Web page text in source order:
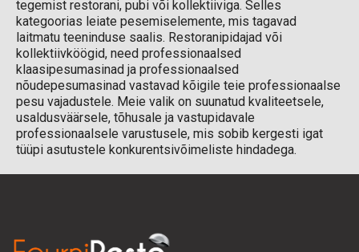
tegemist restorani, pubi või kollektiiviga. Selles
kategoorias leiate pesemiselemente, mis tagavad
laitmatu teeninduse saalis. Restoranipidajad või
kollektiivköögid, need professionaalsed
klaasipesumasinad ja professionaalsed
nõudepesumasinad vastavad kõigile teie professionaalse
pesu vajadustele. Meie valik on suunatud kvaliteetsele,
usaldusväärsele, tõhusale ja vastupidavale
professionaalsele varustusele, mis sobib kergesti igat
tüüpi asutustele konkurentsivõimeliste hindadega.